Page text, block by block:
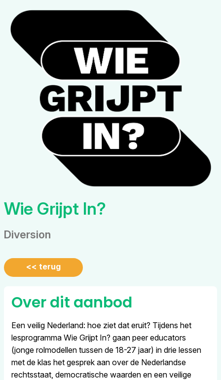
Wie Grijpt In?
Diversion
<< terug
Over dit aanbod
Een veilig Nederland: hoe ziet dat eruit? Tijdens het
lesprogramma Wie Grijpt In? gaan peer educators
(jonge rolmodellen tussen de 18-27 jaar) in drie lessen
met de klas het gesprek aan over de Nederlandse
rechtsstaat, democratische waarden en een veilige